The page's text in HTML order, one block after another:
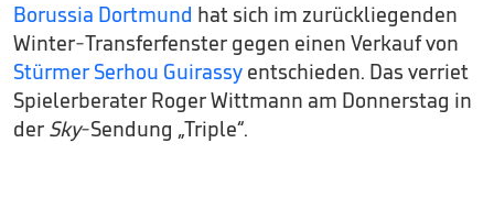
Borussia Dortmund hat sich im zurückliegenden
Winter-Transferfenster gegen einen Verkauf von
Stürmer Serhou Guirassy entschieden. Das verriet
Spielerberater Roger Wittmann am Donnerstag in
der Sky-Sendung „Triple“.